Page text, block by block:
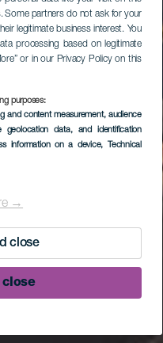
Some partners do not ask for your
legitimate business interest. You
processing based on legitimate
or in our Privacy Policy on this
purposes:
and content measurement, audience
geolocation data, and identification
information on a device, Technical
→
close
close